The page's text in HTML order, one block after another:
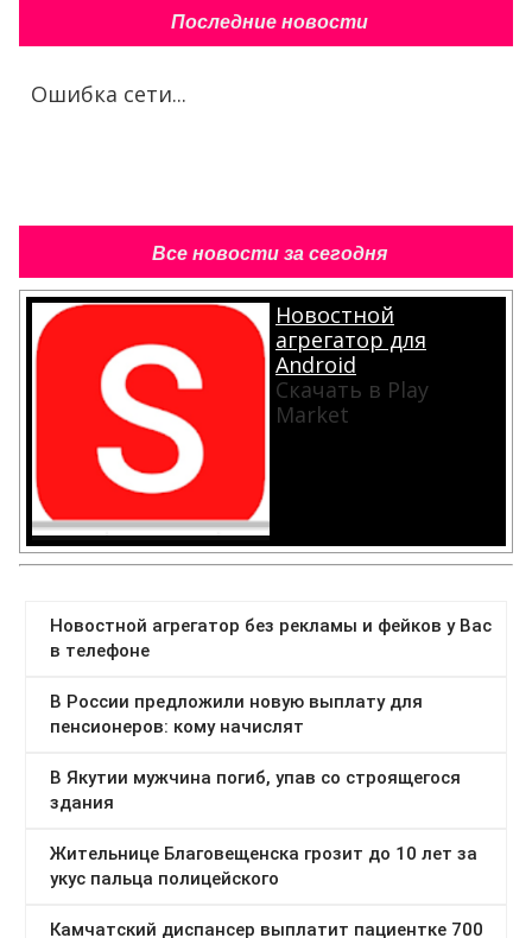
Последние новости
Ошибка сети...
Все новости за сегодня
Новостной
агрегатор для
Android
Скачать в Play
Market